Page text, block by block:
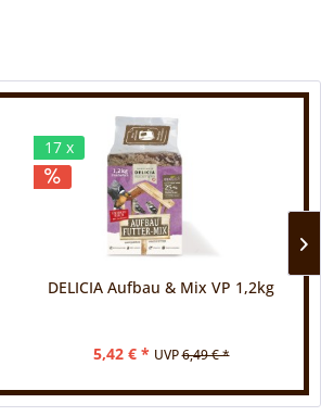
17 x
DELICIA Aufbau & Mix VP 1,2kg
5,42 € * UVP6,49 € *